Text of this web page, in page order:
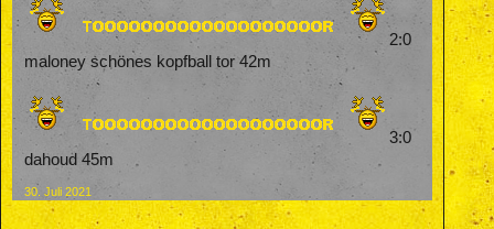
2:0
maloney schönes kopfball tor 42m
3:0
dahoud 45m
30. Juli 2021